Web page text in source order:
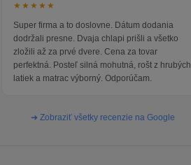
★★★★★
Super firma a to doslovne. Dátum dodania
dodržali presne. Dvaja chlapi prišli a všetko
zložili až za prvé dvere. Cena za tovar
perfektná. Posteľ silná mohutná, rošt z hrubých
latiek a matrac výborný. Odporúčam.
➜ Zobraziť všetky recenzie na Google